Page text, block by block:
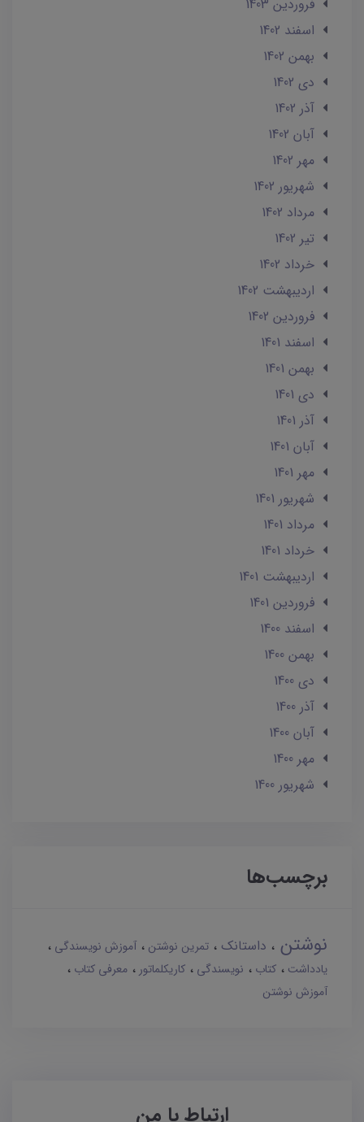
فروردین 1403
اسفند 1402
بهمن 1402
دی 1402
آذر 1402
آبان 1402
مهر 1402
شهریور 1402
مرداد 1402
تير 1402
خرداد 1402
ارديبهشت 1402
فروردین 1402
اسفند 1401
بهمن 1401
دی 1401
آذر 1401
آبان 1401
مهر 1401
شهریور 1401
مرداد 1401
خرداد 1401
ارديبهشت 1401
فروردین 1401
اسفند 1400
بهمن 1400
دی 1400
آذر 1400
آبان 1400
مهر 1400
شهریور 1400
برچسب‌ها
نوشتن داستانک تمرین نوشتن
آموزش نویسندگی
یادداشت
کتاب نویسندگی کاریکلماتور
معرفی کتاب
آموزش نوشتن
ارتباط با من